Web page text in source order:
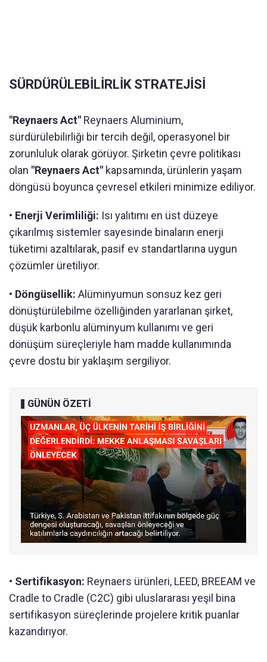
SÜRDÜRÜLEBİLİRLİK STRATEJİSİ
"Reynaers Act" Reynaers Aluminium,
sürdürülebilirliği bir tercih değil, operasyonel bir
zorunluluk olarak görüyor. Şirketin çevre politikası
olan "Reynaers Act" kapsamında, ürünlerin yaşam
döngüsü boyunca çevresel etkileri minimize ediliyor.
• Enerji Verimliliği: Isı yalıtımı en üst düzeye
çıkarılmış sistemler sayesinde binaların enerji
tüketimi azaltılarak, pasif ev standartlarına uygun
çözümler üretiliyor.
• Döngüsellik: Alüminyumun sonsuz kez geri
dönüştürülebilme özelliğinden yararlanan şirket,
düşük karbonlu alüminyum kullanımı ve geri
dönüşüm süreçleriyle ham madde kullanımında
çevre dostu bir yaklaşım sergiliyor.
GÜNÜN ÖZETİ
• Sertifikasyon: Reynaers ürünleri, LEED, BREEAM ve
Cradle to Cradle (C2C) gibi uluslararası yeşil bina
sertifikasyon süreçlerinde projelere kritik puanlar
kazandırıyor.